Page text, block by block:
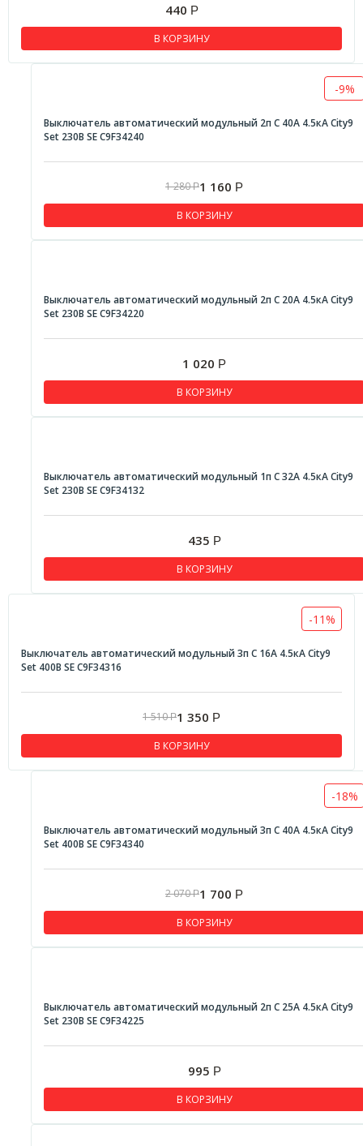
440 Р
В КОРЗИНУ
-9%
Выключатель автоматический модульный 2п C 40А 4.5кА City9
Set 230В SE C9F34240
1 280Р1 160 Р
В КОРЗИНУ
Выключатель автоматический модульный 2п C 20А 4.5кА City9
Set 230В SE C9F34220
1 020 Р
В КОРЗИНУ
Выключатель автоматический модульный 1п C 32А 4.5кА City9
Set 230В SE C9F34132
435 Р
В КОРЗИНУ
-11%
Выключатель автоматический модульный 3п C 16А 4.5кА City9
Set 400В SE C9F34316
1 510Р1 350 Р
В КОРЗИНУ
-18%
Выключатель автоматический модульный 3п C 40А 4.5кА City9
Set 400В SE C9F34340
2 070Р1 700 Р
В КОРЗИНУ
Выключатель автоматический модульный 2п C 25А 4.5кА City9
Set 230В SE C9F34225
995 Р
В КОРЗИНУ